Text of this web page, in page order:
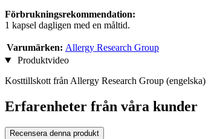
Förbrukningsrekommendation:
1 kapsel dagligen med en måltid.
Varumärken: Allergy Research Group
Produktvideo
Kosttillskott från Allergy Research Group (engelska)
Erfarenheter från våra kunder
Recensera denna produkt